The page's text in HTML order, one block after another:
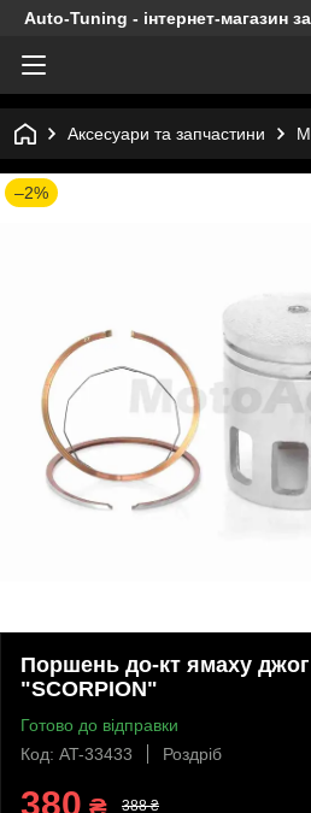
Auto-Tuning - інтернет-магазин
Аксесуари та запчастини
–2%
Поршень до-кт ямаху джог
"SCORPION"
Готово до відправки
Код: AT-33433
Роздріб
380 388 ₴